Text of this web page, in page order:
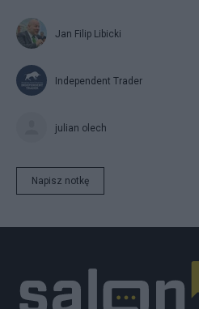
Jan Filip Libicki
Independent Trader
julian olech
Napisz notkę